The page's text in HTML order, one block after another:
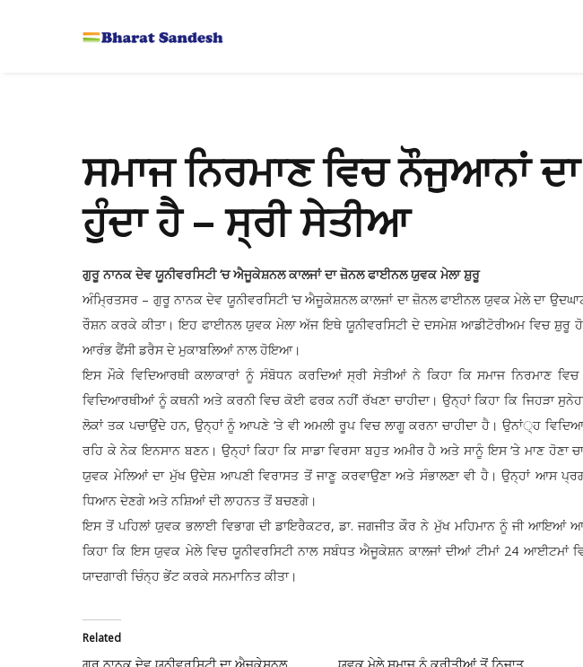
ਸਮਾਜ ਨਿਰਮਾਣ ਵਿਚ ਨੌਜੁਆਨਾਂ
ਹੁੰਦਾ ਹੈ – ਸ੍ਰੀ ਸੇਤੀਆ
ਗੁਰੂ ਨਾਨਕ ਦੇਵ ਯੂਨੀਵਰਸਿਟੀ ‘ਚ ਐਜੂਕੇਸ਼ਨਲ ਕਾਲਜਾਂ ਦਾ ਜ਼ੋਨਲ ਫਾਈਨਲ ਯੁਵਕ ਮੇਲਾ ਸ਼ੁਰੂ
ਅੰਮ੍ਰਿਤਸਰ – ਗੁਰੂ ਨਾਨਕ ਦੇਵ ਯੂਨੀਵਰਸਿਟੀ ‘ਚ ਐਜੂਕੇਸ਼ਨਲ ਕਾਲਜਾਂ ਦਾ ਜ਼ੋਨਲ ਫਾਈਨਲ ਯੁਵਕ ਮੇਲੇ ਦਾ
ਰੌਸ਼ਨ ਕਰਕੇ ਕੀਤਾ। ਇਹ ਫਾਈਨਲ ਯੁਵਕ ਮੇਲਾ ਅੱਜ ਇਥੇ ਯੂਨੀਵਰਸਿਟੀ ਦੇ ਦਸਮੇਸ਼ ਆਡੀਟੋਰੀਅਮ ਵਿਚ ਸ਼ੁਰੂ
ਆਰੰਭ ਫੈਂਸੀ ਡਰੈਸ ਦੇ ਮੁਕਾਬਲਿਆਂ ਨਾਲ ਹੋਇਆ।
ਇਸ ਮੌਕੇ ਵਿਦਿਆਰਥੀ ਕਲਾਕਾਰਾਂ ਨੂੰ ਸੰਬੋਧਨ ਕਰਦਿਆਂ ਸ੍ਰੀ ਸੇਤੀਆਂ ਨੇ ਕਿਹਾ ਕਿ ਸਮਾਜ ਨਿਰਮਾਣ
ਵਿਦਿਆਰਥੀਆਂ ਨੂੰ ਕਥਨੀ ਅਤੇ ਕਰਨੀ ਵਿਚ ਕੋਈ ਫਰਕ ਨਹੀਂ ਰੱਖਣਾ ਚਾਹੀਦਾ। ਉਨ੍ਹਾਂ ਕਿਹਾ ਕਿ ਜਿਹੜਾ
ਲੋਕਾਂ ਤਕ ਪਚਾਉਂਦੇ ਹਨ, ਉਨ੍ਹਾਂ ਨੂੰ ਆਪਣੇ ‘ਤੇ ਵੀ ਅਮਲੀ ਰੂਪ ਵਿਚ ਲਾਗੂ ਕਰਨਾ ਚਾਹੀਦਾ ਹੈ। ਉਨਾਂ੍ਹ
ਰਹਿ ਕੇ ਨੇਕ ਇਨਸਾਨ ਬਣਨ। ਉਨ੍ਹਾਂ ਕਿਹਾ ਕਿ ਸਾਡਾ ਵਿਰਸਾ ਬਹੁਤ ਅਮੀਰ ਹੈ ਅਤੇ ਸਾਨੂੰ ਇਸ ‘ਤੇ ਮਾਣ ਹੋਣਾ
ਯੁਵਕ ਮੇਲਿਆਂ ਦਾ ਮੁੱਖ ਉਦੇਸ਼ ਆਪਣੀ ਵਿਰਾਸਤ ਤੋਂ ਜਾਣੂ ਕਰਵਾਉਣਾ ਅਤੇ ਸੰਭਾਲਣਾ ਵੀ ਹੈ। ਉਨ੍ਹਾਂ ਆਸ
ਧਿਆਨ ਦੇਣਗੇ ਅਤੇ ਨਸ਼ਿਆਂ ਦੀ ਲਾਹਨਤ ਤੋਂ ਬਚਣਗੇ।
ਇਸ ਤੋਂ ਪਹਿਲਾਂ ਯੁਵਕ ਭਲਾਈ ਵਿਭਾਗ ਦੀ ਡਾਇਰੈਕਟਰ, ਡਾ. ਜਗਜੀਤ ਕੌਰ ਨੇ ਮੁੱਖ ਮਹਿਮਾਨ ਨੂੰ ਜੀ
ਕਿਹਾ ਕਿ ਇਸ ਯੁਵਕ ਮੇਲੇ ਵਿਚ ਯੂਨੀਵਰਸਿਟੀ ਨਾਲ ਸਬੰਧਤ ਐਜੂਕੇਸ਼ਨ ਕਾਲਜਾਂ ਦੀਆਂ ਟੀਮਾਂ 24
ਯਾਦਗਾਰੀ ਚਿੰਨ੍ਹ ਭੇਂਟ ਕਰਕੇ ਸਨਮਾਨਿਤ ਕੀਤਾ।
Related